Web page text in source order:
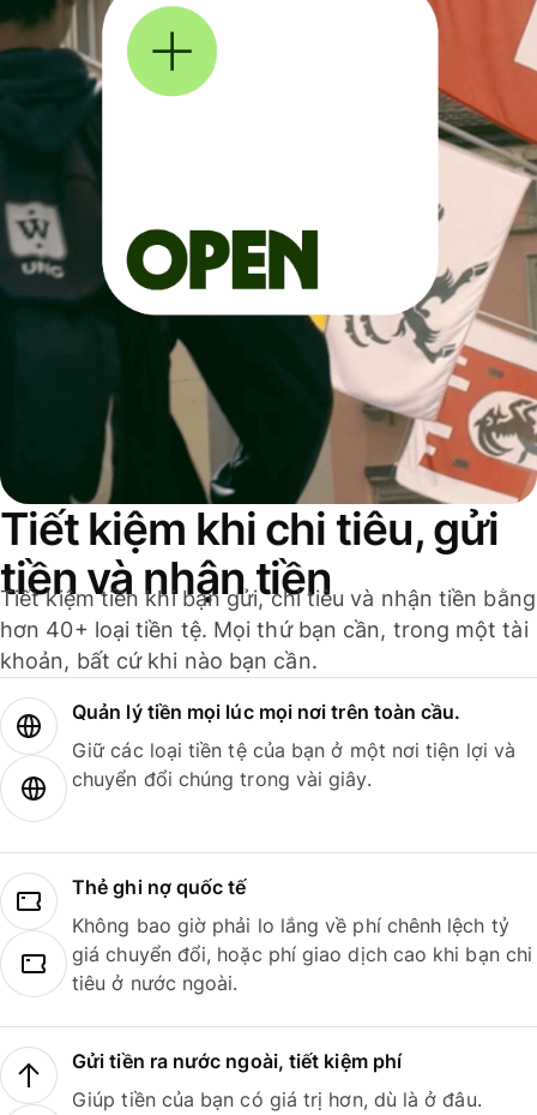
Tiết kiệm khi chi tiêu, gửi
tiền và nhận tiền
Tiết kiệm tiền khi bạn gửi, chi tiêu và nhận tiền bằng
hơn 40+ loại tiền tệ. Mọi thứ bạn cần, trong một tài
khoản, bất cứ khi nào bạn cần.
Quản lý tiền mọi lúc mọi nơi trên toàn cầu.
Giữ các loại tiền tệ của bạn ở một nơi tiện lợi và
chuyển đổi chúng trong vài giây.
Thẻ ghi nợ quốc tế
Không bao giờ phải lo lắng về phí chênh lệch tỷ
giá chuyển đổi, hoặc phí giao dịch cao khi bạn chi
tiêu ở nước ngoài.
Gửi tiền ra nước ngoài, tiết kiệm phí
Giúp tiền của bạn có giá trị hơn, dù là ở đâu.